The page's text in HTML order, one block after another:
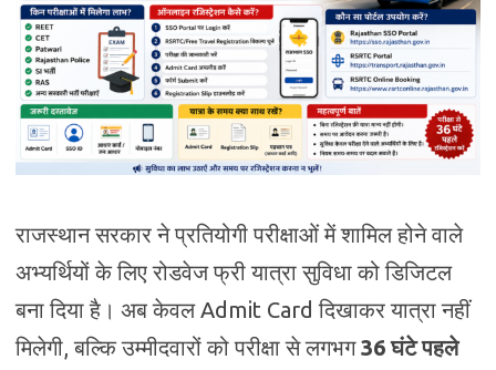
राजस्थान सरकार ने प्रतियोगी परीक्षाओं में शामिल होने वाले
अभ्यर्थियों के लिए रोडवेज फ्री यात्रा सुविधा को डिजिटल
बना दिया है। अब केवल Admit Card दिखाकर यात्रा नहीं
मिलेगी, बल्कि उम्मीदवारों को परीक्षा से लगभग36 घंटे पहले